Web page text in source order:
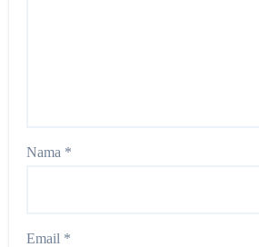
Nama *
Email *